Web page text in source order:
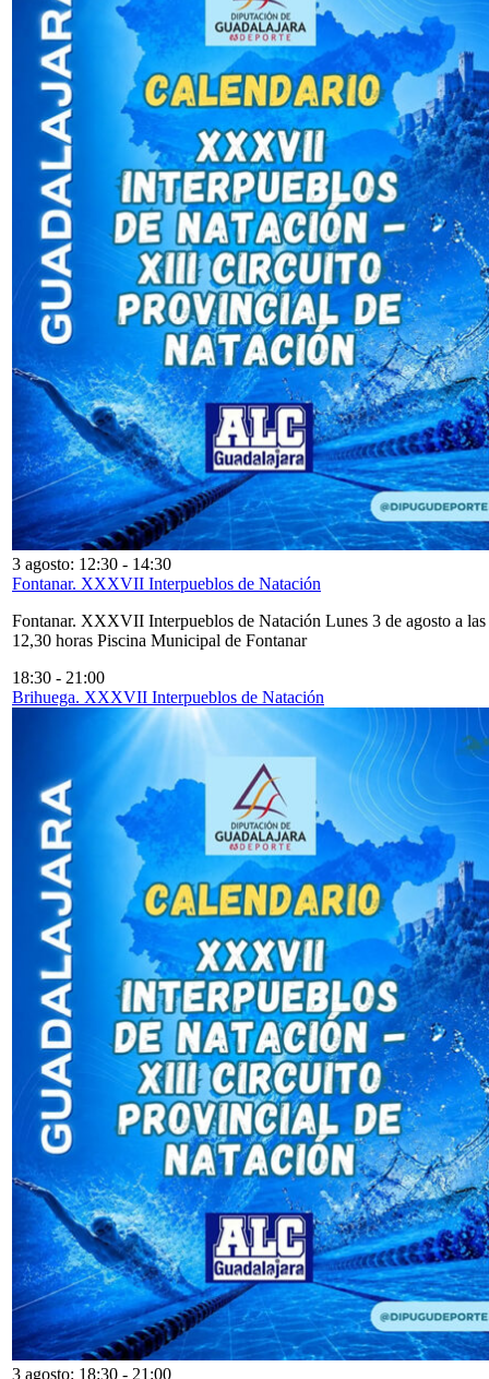
3 agosto: 12:30 - 14:30
Fontanar. XXXVII Interpueblos de Natación
Fontanar. XXXVII Interpueblos de Natación Lunes 3 de agosto a las
12,30 horas Piscina Municipal de Fontanar
18:30 - 21:00
Brihuega. XXXVII Interpueblos de Natación
3 agosto: 18:30 - 21:00